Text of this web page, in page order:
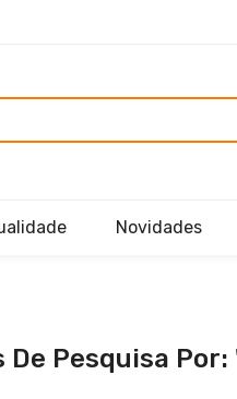
Novidades
De Pesquisa